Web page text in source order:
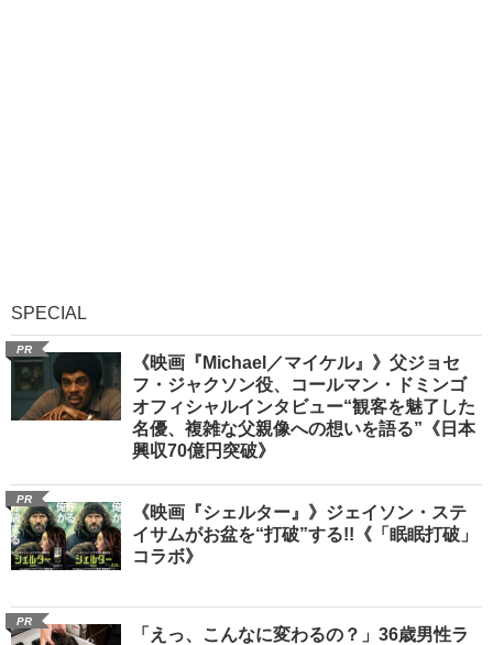
SPECIAL
PR
《映画『Michael／マイケル』》父ジョセ
フ・ジャクソン役、コールマン・ドミンゴ
オフィシャルインタビュー“観客を魅了した
名優、複雑な父親像への想いを語る”《日本
興収70億円突破》
PR
《映画『シェルター』》ジェイソン・ステ
イサムがお盆を“打破”する!!《「眠眠打破」
コラボ》
PR
「えっ、こんなに変わるの？」36歳男性ラ